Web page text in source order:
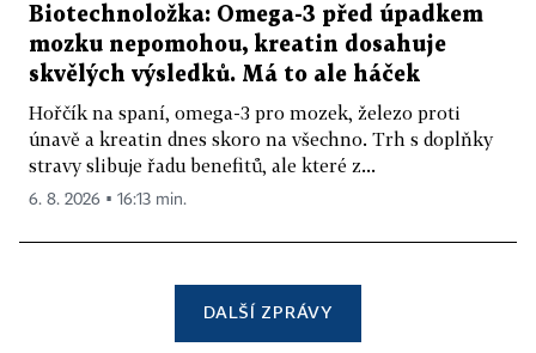
Biotechnoložka: Omega-3 před úpadkem
mozku nepomohou, kreatin dosahuje
skvělých výsledků. Má to ale háček
Hořčík na spaní, omega-3 pro mozek, železo proti
únavě a kreatin dnes skoro na všechno. Trh s doplňky
stravy slibuje řadu benefitů, ale které z...
6. 8. 2026 ▪ 16:13 min.
DALŠÍ ZPRÁVY